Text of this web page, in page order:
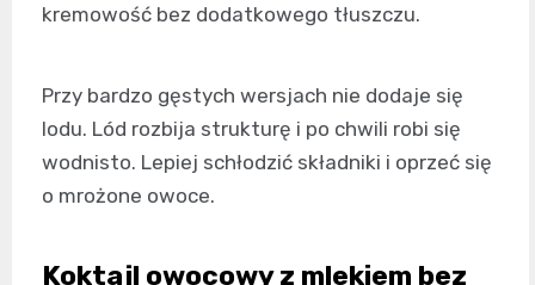
kremowość bez dodatkowego tłuszczu.
Przy bardzo gęstych wersjach nie dodaje się
lodu. Lód rozbija strukturę i po chwili robi się
wodnisto. Lepiej schłodzić składniki i oprzeć się
o mrożone owoce.
Koktajl owocowy z mlekiem bez